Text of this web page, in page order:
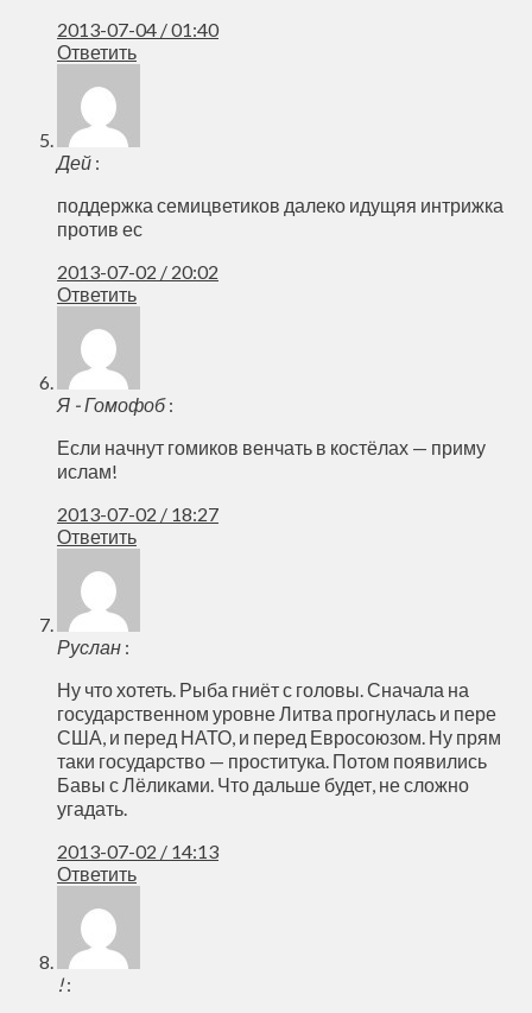
2013-07-04 / 01:40
Ответить
Дей :
поддержка семицветиков далеко идущяя интрижка
против ес
2013-07-02 / 20:02
Ответить
Я - Гомофоб :
Если начнут гомиков венчать в костёлах — приму
ислам!
2013-07-02 / 18:27
Ответить
Руслан :
Ну что хотеть. Рыба гниёт с головы. Сначала на
государственном уровне Литва прогнулась и пере
США, и перед НАТО, и перед Евросоюзом. Ну прям
таки государство — проститука. Потом появились
Бавы с Лёликами. Что дальше будет, не сложно
угадать.
2013-07-02 / 14:13
Ответить
! :